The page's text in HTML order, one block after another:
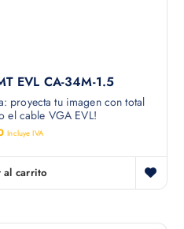
EVL CA-34M-1.5
proyecta tu imagen con total
el cable VGA EVL!
Incluye IVA
al carrito